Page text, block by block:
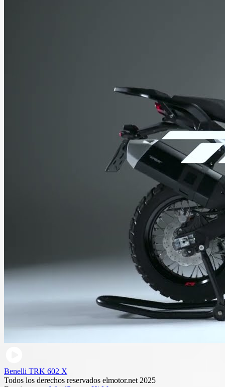
Benelli TRK 602 X
Todos los derechos reservados elmotor.net 2025